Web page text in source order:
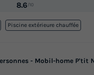
8.6/10
Piscine extérieure chauffée
- Mobil-home P'tit